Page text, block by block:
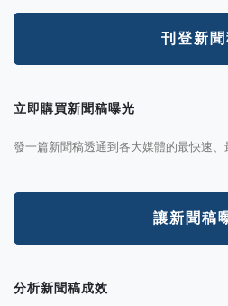
刊登新
立即購買新聞稿曝光
發一篇新聞稿透通到各大媒體的最快速、
讓新聞稿
分析新聞稿成效